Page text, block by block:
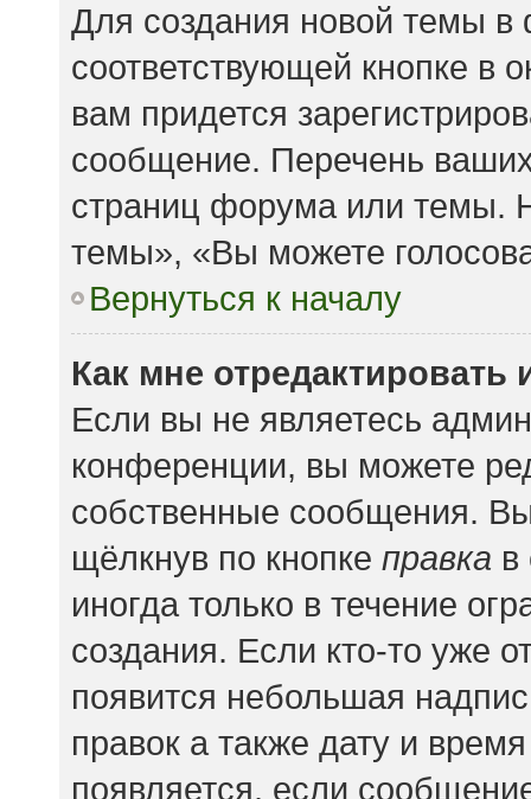
Для создания новой темы
соответствующей кнопке
вам придется
сообщение. Перечень
страниц форума или темы.
темы», «Вы можете
Вернуться к началу
Как мне
Если вы не являетесь
конференции, вы можете
собственные сообщения.
щёлкнув по кнопке правка в
иногда только в течение
создания. Если кто-то уже
появится небольшая
правок а также дату и
появляется, если